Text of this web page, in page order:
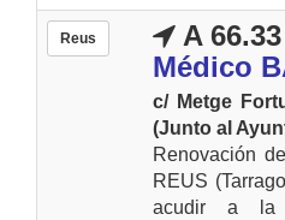
Reus A
Médico
c/ Metge
(Junto al
Renovación
REUS
acudir a la